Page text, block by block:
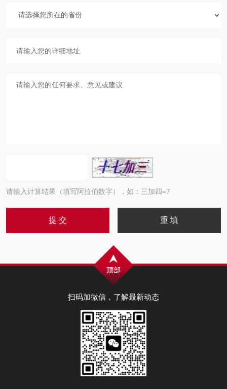
请输入计算结果（填写阿拉伯数字），如：三加四=7
扫码加微信，了解最新动态